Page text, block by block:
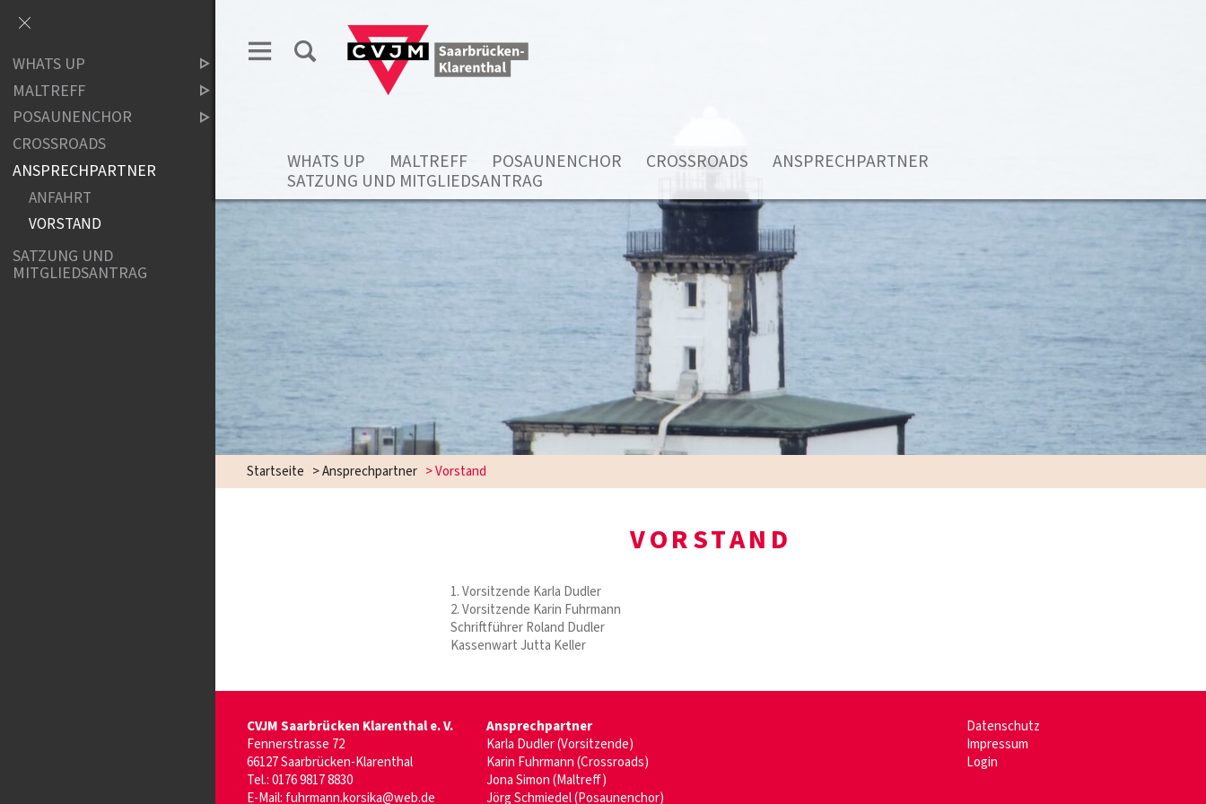
WHATS UP MALTREFF POSAUNENCHOR CROSSROADS ANSPRECHPARTNER
SATZUNG UND MITGLIEDSANTRAG
Startseite >Ansprechpartner >Vorstand
VORSTAND
1. Vorsitzende Karla Dudler
2. Vorsitzende Karin Fuhrmann
Schriftführer Roland Dudler
Kassenwart Jutta Keller
CVJM Saarbrücken Klarenthal e. V.
Fennerstrasse 72
66127 Saarbrücken-Klarenthal
Tel.: 0176 9817 8830
E-Mail: fuhrmann.korsika@web.de
Ansprechpartner
Karla Dudler (Vorsitzende)
Karin Fuhrmann (Crossroads)
Jona Simon (Maltreff)
Jörg Schmiedel (Posaunenchor)
Datenschutz
Impressum
Login
WHATS UP
MALTREFF
POSAUNENCHOR
CROSSROADS
ANSPRECHPARTNER
ANFAHRT
VORSTAND
SATZUNG UND
MITGLIEDSANTRAG